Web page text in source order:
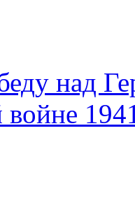
над